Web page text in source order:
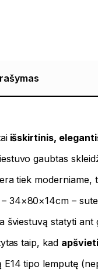
išskirtinis,
gaubtas
tiek
34×80×14cm –
šviestuvą statyti
taip, kad
E14 tipo lemputę